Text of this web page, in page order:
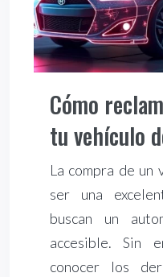
Cómo
tu vehículo
La compra de un
ser una
buscan un
accesible. Sin
conocer los